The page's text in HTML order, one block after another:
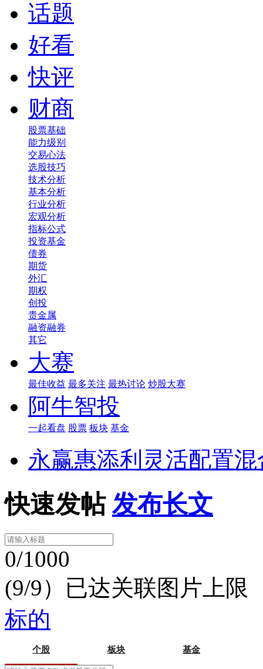
话题
好看
快评
财商
股票基础
能力级别
交易心法
选股技巧
技术分析
基本分析
行业分析
宏观分析
指标公式
投资基金
债券
期货
外汇
期权
创投
贵金属
融资融券
其它
大赛
最佳收益 最多关注 最热讨论 炒股大赛
阿牛智投
一起看盘 股票 板块 基金
永赢惠添利灵活配置混
快速发帖 发布长文
0/1000
(9/9）已达关联图片上限
标的
个股 板块 基金